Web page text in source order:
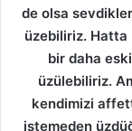
de olsa
üzebiliriz. Hatta
bir daha
üzülebiliriz.
kendimizi
istemeden